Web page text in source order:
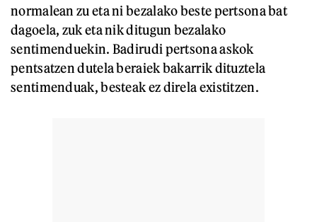
normalean zu eta ni bezalako beste pertsona bat
dagoela, zuk eta nik ditugun bezalako
sentimenduekin. Badirudi pertsona askok
pentsatzen dutela beraiek bakarrik dituztela
sentimenduak, besteak ez direla existitzen.